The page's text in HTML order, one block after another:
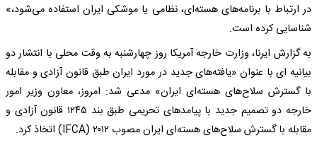
در ارتباط با برنامه‌های هسته‌ای، نظامی یا موشکی ایران استفاده می‌شود،»
شناسایی کرده است.
به گزارش ایرنا، وزارت خارجه آمریکا روز چهارشنبه به وقت محلی با انتشار دو
بیانیه ای با عنوان «یافته‌های جدید در مورد ایران طبق قانون آزادی و مقابله
با گسترش سلاح‌های هسته‌ای ایران» مدعی شد: امروز، معاون وزیر امور
خارجه دو تصمیم جدید با پیامدهای تحریمی طبق بند ۱۲۴۵ قانون آزادی و
مقابله با گسترش سلاح‌های هسته‌ای ایران مصوب ۲۰۱۲ (IFCA) اتخاذ کرد.